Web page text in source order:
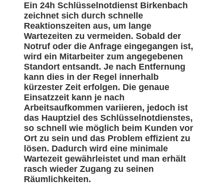
Ein 24h Schlüsselnotdienst Birkenbach
zeichnet sich durch schnelle
Reaktionszeiten aus, um lange
Wartezeiten zu vermeiden. Sobald der
Notruf oder die Anfrage eingegangen ist,
wird ein Mitarbeiter zum angegebenen
Standort entsandt. Je nach Entfernung
kann dies in der Regel innerhalb
kürzester Zeit erfolgen. Die genaue
Einsatzzeit kann je nach
Arbeitsaufkommen variieren, jedoch ist
das Hauptziel des Schlüsselnotdienstes,
so schnell wie möglich beim Kunden vor
Ort zu sein und das Problem effizient zu
lösen. Dadurch wird eine minimale
Wartezeit gewährleistet und man erhält
rasch wieder Zugang zu seinen
Räumlichkeiten.